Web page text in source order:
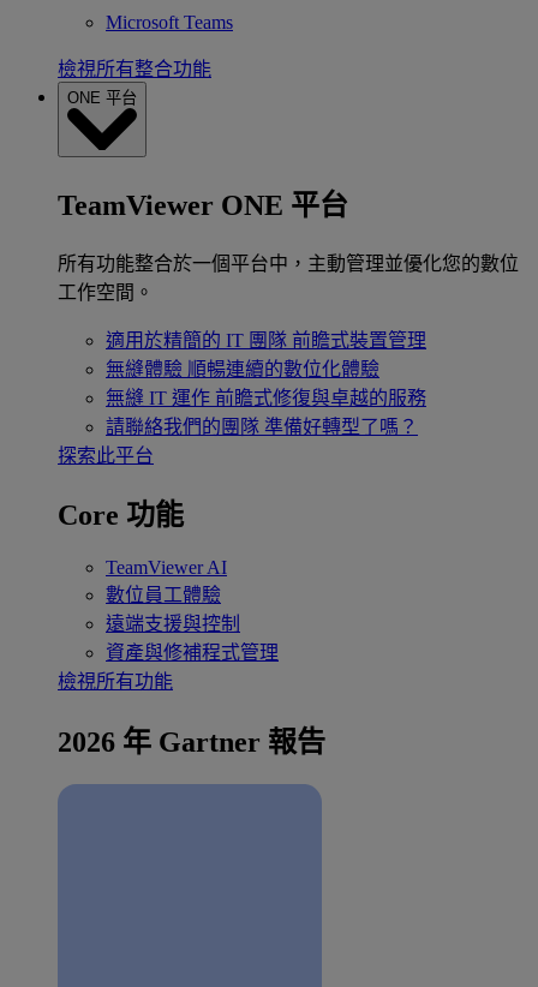
Microsoft Teams
檢視所有整合功能
ONE 平台
TeamViewer ONE 平台
所有功能整合於一個平台中，主動管理並優化您的數位
工作空間。
適用於精簡的 IT 團隊 前瞻式裝置管理
無縫體驗 順暢連續的數位化體驗
無縫 IT 運作 前瞻式修復與卓越的服務
請聯絡我們的團隊 準備好轉型了嗎？
探索此平台
Core 功能
TeamViewer AI
數位員工體驗
遠端支援與控制
資產與修補程式管理
檢視所有功能
2026 年 Gartner 報告